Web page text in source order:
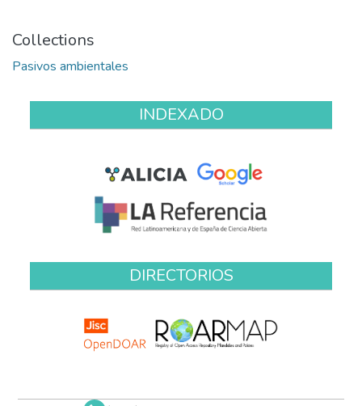
Collections
Pasivos ambientales
INDEXADO
DIRECTORIOS